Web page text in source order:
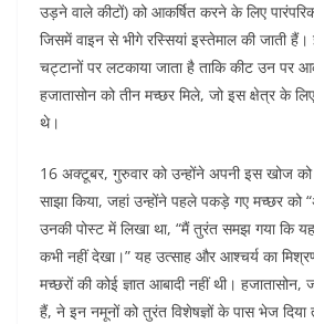
उड़ने वाले कीटों) को आकर्षित करने के लिए
जिसमें वाइन से भीगे रस्सियां इस्तेमाल की जाती हैं।
चट्टानों पर लटकाया जाता है ताकि कीट उन पर
हजातासोन को तीन मच्छर मिले, जो इस क्षेत्र के
थे।
16 अक्टूबर, गुरुवार को उन्होंने अपनी इस खोज
साझा किया, जहां उन्होंने पहले पकड़े गए मच्छर को
उनकी पोस्ट में लिखा था, “मैं तुरंत समझ गया कि
कभी नहीं देखा।” यह उत्साह और आश्चर्य का
मच्छरों की कोई ज्ञात आबादी नहीं थी। हजातासोन,
हैं, ने इन नमूनों को तुरंत विशेषज्ञों के पास भेज दिया